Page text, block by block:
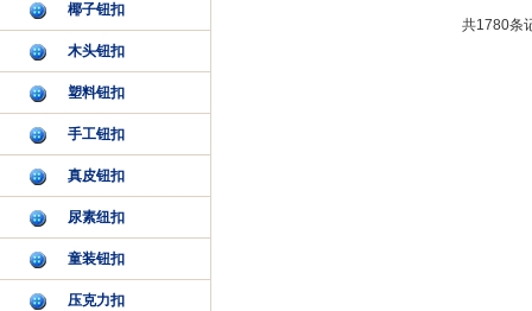
椰子钮扣
木头钮扣
塑料钮扣
手工钮扣
真皮钮扣
尿素纽扣
童装钮扣
压克力扣
共1780条